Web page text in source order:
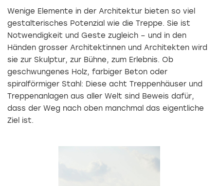
Wenige Elemente in der Architektur bieten so viel
gestalterisches Potenzial wie die Treppe. Sie ist
Notwendigkeit und Geste zugleich – und in den
Händen grosser Architektinnen und Architekten wird
sie zur Skulptur, zur Bühne, zum Erlebnis. Ob
geschwungenes Holz, farbiger Beton oder
spiralförmiger Stahl: Diese acht Treppenhäuser und
Treppenanlagen aus aller Welt sind Beweis dafür,
dass der Weg nach oben manchmal das eigentliche
Ziel ist.